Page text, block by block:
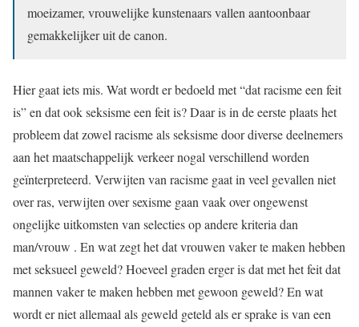
moeizamer, vrouwelijke kunstenaars vallen aantoonbaar
gemakkelijker uit de canon.
Hier gaat iets mis. Wat wordt er bedoeld met “dat racisme een feit
is” en dat ook seksisme een feit is? Daar is in de eerste plaats het
probleem dat zowel racisme als seksisme door diverse deelnemers
aan het maatschappelijk verkeer nogal verschillend worden
geïnterpreteerd. Verwijten van racisme gaat in veel gevallen niet
over ras, verwijten over sexisme gaan vaak over ongewenst
ongelijke uitkomsten van selecties op andere kriteria dan
man/vrouw . En wat zegt het dat vrouwen vaker te maken hebben
met seksueel geweld? Hoeveel graden erger is dat met het feit dat
mannen vaker te maken hebben met gewoon geweld? En wat
wordt er niet allemaal als geweld geteld als er sprake is van een